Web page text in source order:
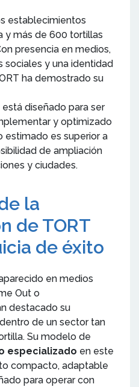
establecimientos
y más de 600 tortillas
presencia en medios,
y una identidad
ha demostrado su
diseñado para ser
y optimizado
estimado es superior a
de ampliación
y ciudades.
la
de TORT
de éxito
en medios
Out o
destacado su
de un sector tan
Su modelo de
especializado en este
compacto, adaptable
para operar con